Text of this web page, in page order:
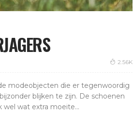
2.56K
modeobjecten die er tegenwoordig
blijken te zijn. De schoenen
wel wat extra moeite...